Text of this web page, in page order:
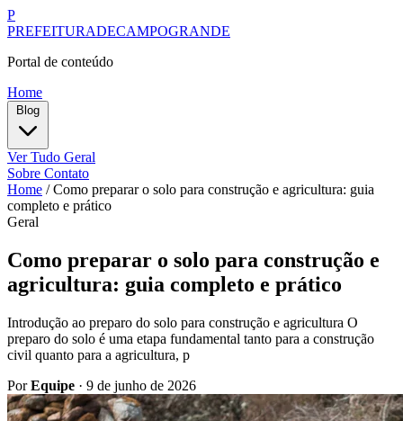
P
PREFEITURADECAMPOGRANDE
Portal de conteúdo
Home
Ver Tudo Geral
Sobre Contato
Home / Como preparar o solo para construção e agricultura: guia
completo e prático
Geral
Como preparar o solo para construção e
agricultura: guia completo e prático
Introdução ao preparo do solo para construção e agricultura O
preparo do solo é uma etapa fundamental tanto para a construção
civil quanto para a agricultura, p
PorEquipe · 9 de junho de 2026